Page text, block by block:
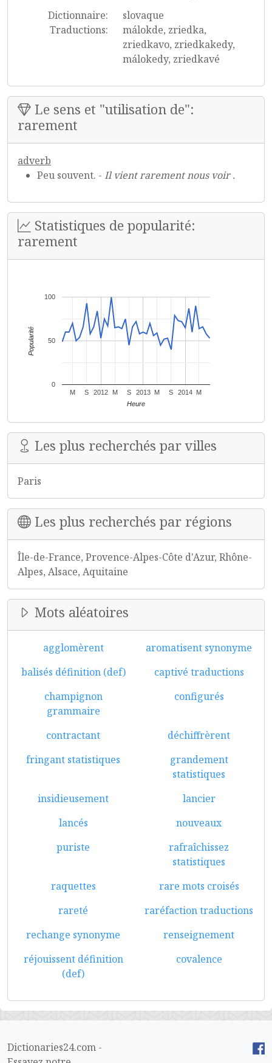
Dictionnaire:
slovaque
Traductions:
málokde, zriedka,
zriedkavo, zriedkakedy,
málokedy, zriedkavé
Le sens et "utilisation de":
rarement
adverb
Peu souvent. - Il vient rarement nous voir .
Statistiques de popularité:
rarement
2012 2013 2014
M S M S M S M
0
50
100
Heure
Popularité
Les plus recherchés par villes
Paris
Les plus recherchés par régions
Île-de-France, Provence-Alpes-Côte d'Azur, Rhône-
Alpes, Alsace, Aquitaine
Mots aléatoires
agglomèrent
aromatisent synonyme
balisés définition (def)
captivé traductions
champignon
grammaire
configurés
contractant
déchiffrèrent
fringant statistiques
grandement
statistiques
insidieusement
lancier
lancés
nouveaux
puriste
rafraîchissez
statistiques
raquettes
rare mots croisés
rareté
raréfaction traductions
rechange synonyme
renseignement
réjouissent définition
(def)
covalence
Dictionaries24.com -